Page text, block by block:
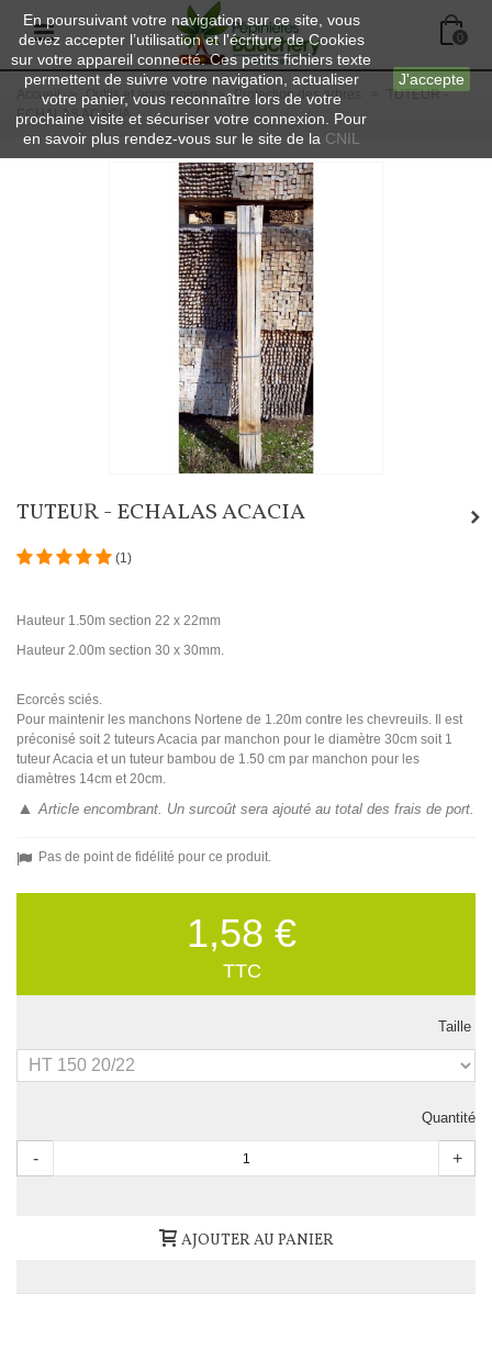
En poursuivant votre navigation sur ce site, vous
devez accepter l’utilisation et l'écriture de Cookies
sur votre appareil connecté. Ces petits fichiers texte
permettent de suivre votre navigation, actualiser
votre panier, vous reconnaître lors de votre
prochaine visite et sécuriser votre connexion. Pour
en savoir plus rendez-vous sur le site de la CNIL
J'accepte
0
Accueil > Outils et accessoires > Protection des arbres
TUTEUR -
ECHALAS ACACIA
TUTEUR - ECHALAS ACACIA
(1)
Hauteur 1.50m section 22 x 22mm
Hauteur 2.00m section 30 x 30mm.
Ecorcés sciés.
Pour maintenir les manchons Nortene de 1.20m contre les chevreuils. Il est
préconisé soit 2 tuteurs Acacia par manchon pour le diamètre 30cm soit 1
tuteur Acacia et un tuteur bambou de 1.50 cm par manchon pour les
diamètres 14cm et 20cm.
▲ Article encombrant. Un surcoût sera ajouté au total des frais de port.
Pas de point de fidélité pour ce produit.
1,58 €
TTC
Taille
Quantité
- +
AJOUTER AU PANIER